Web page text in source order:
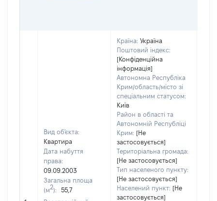
Вид об'єкта:
Квартира
Дата набуття
права:
09.09.2003
Загальна площа
(м2):
55,7
Країна: Україна
Поштовий індекс:
[Конфіденційна
інформація]
Автономна Республіка
Крим/область/місто зі
спеціальним статусом:
Київ
Район в області та
Автономній Республіці
Крим: [Не
застосовується]
Територіальна громада:
[Не застосовується]
Тип населеного пункту:
[Не застосовується]
Населений пункт: [Не
застосовується]